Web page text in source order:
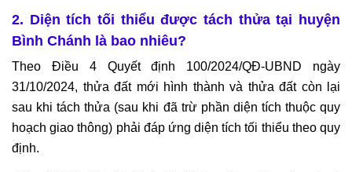
2. Diện tích tối thiểu được tách thửa tại huyện
Bình Chánh là bao nhiêu?
Theo Điều 4 Quyết định 100/2024/QĐ-UBND ngày
31/10/2024, thửa đất mới hình thành và thửa đất còn lại
sau khi tách thửa (sau khi đã trừ phần diện tích thuộc quy
hoạch giao thông) phải đáp ứng diện tích tối thiểu theo quy
định.